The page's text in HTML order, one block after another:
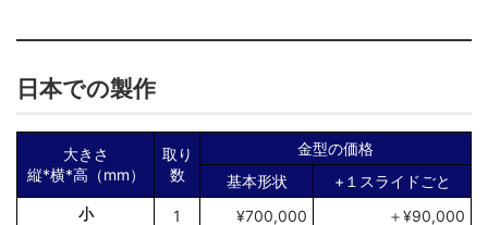
日本での製作
大きさ
縦*横*高（mm）
取り
数
金型の価格
基本形状
+１スライドごと
小
1 ¥700,000 ＋¥90,000